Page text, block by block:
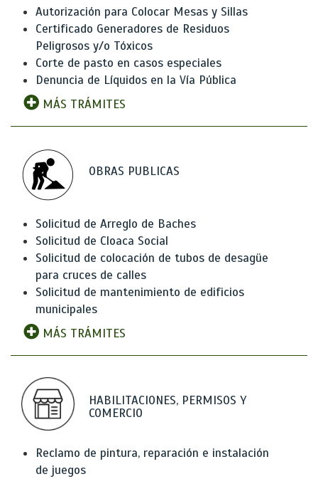
Autorización para Colocar Mesas y Sillas
Certificado Generadores de Residuos
Peligrosos y/o Tóxicos
Corte de pasto en casos especiales
Denuncia de Líquidos en la Vía Pública
MÁS TRÁMITES
OBRAS PUBLICAS
Solicitud de Arreglo de Baches
Solicitud de Cloaca Social
Solicitud de colocación de tubos de desagüe
para cruces de calles
Solicitud de mantenimiento de edificios
municipales
MÁS TRÁMITES
HABILITACIONES, PERMISOS Y
COMERCIO
Reclamo de pintura, reparación e instalación
de juegos